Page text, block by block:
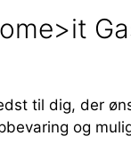
til dig, der
og